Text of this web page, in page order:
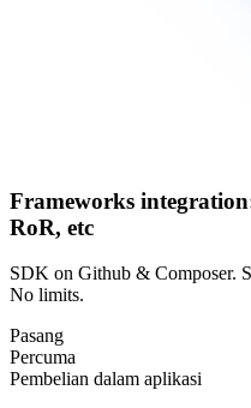
Frameworks
RoR, etc
SDK on Github & Composer.
No limits.
Pasang
Percuma
Pembelian dalam aplikasi